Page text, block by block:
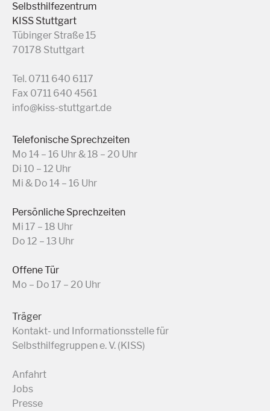
Selbsthilfezentrum
KISS Stuttgart
Tübinger Straße 15
70178 Stuttgart
Tel. 0711 640 6117
Fax 0711 640 4561
info@kiss-stuttgart.de
Telefonische Sprechzeiten
Mo 14 – 16 Uhr & 18 – 20 Uhr
Di 10 – 12 Uhr
Mi & Do 14 – 16 Uhr
Persönliche Sprechzeiten
Mi 17 – 18 Uhr
Do 12 – 13 Uhr
Offene Tür
Mo – Do 17 – 20 Uhr
Träger
Kontakt- und Informationsstelle für
Selbsthilfegruppen e. V. (KISS)
Anfahrt
Jobs
Presse